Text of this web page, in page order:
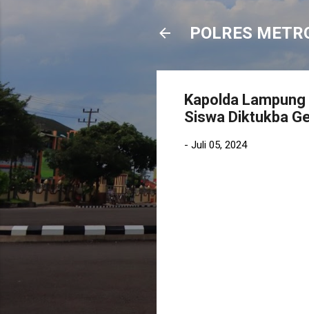
POLRES
Kapolda
Siswa Diktukba
- Juli 05, 2024